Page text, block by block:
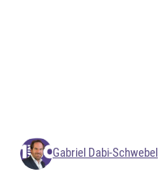
Gabriel Dabi-Schwebel